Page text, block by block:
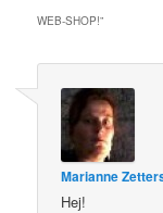
WEB-SHOP!”
Marianne
Hej!